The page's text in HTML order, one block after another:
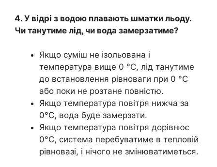
4. У відрі з водою плавають шматки льоду.
Чи танутиме лід, чи вода замерзатиме?
Якщо суміш не ізольована і
температура вище 0 °C, лід танутиме
до встановлення рівноваги при 0 °C
або поки не розтане повністю.
Якщо температура повітря нижча за
0°C, вода буде замерзати.
Якщо температура повітря дорівнює
0°C, система перебуватиме в тепловій
рівновазі, і нічого не змінюватиметься.